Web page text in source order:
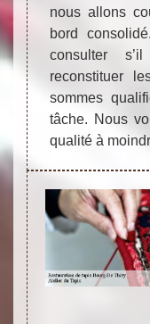
nous allons
bord
consulter
reconstituer
sommes
tâche. Nous
qualité à